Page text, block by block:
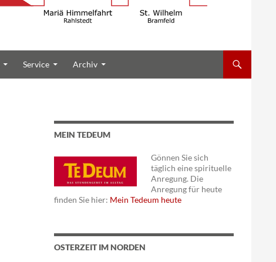
Service Archiv
MEIN TEDEUM
Gönnen Sie sich
täglich eine spirituelle
Anregung. Die
Anregung für heute
finden Sie hier: Mein Tedeum heute
OSTERZEIT IM NORDEN